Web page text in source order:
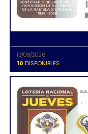
13/08/2026
10 DISPONIBLES